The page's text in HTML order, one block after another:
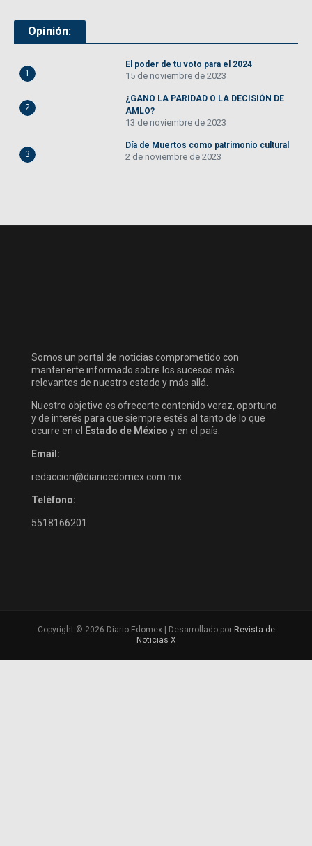
Opinión:
1
El poder de tu voto para el 2024
15 de noviembre de 2023
2
¿GANO LA PARIDAD O LA DECISIÓN DE
AMLO?
13 de noviembre de 2023
3
Día de Muertos como patrimonio cultural
2 de noviembre de 2023
Somos un portal de noticias comprometido con
mantenerte informado sobre los sucesos más
relevantes de nuestro estado y más allá.
Nuestro objetivo es ofrecerte contenido veraz, oportuno
y de interés para que siempre estés al tanto de lo que
ocurre en el
Estado de México y en el país.
Email:
redaccion@diarioedomex.com.mx
Teléfono:
5518166201
Copyright © 2026 Diario Edomex | Desarrollado por Revista de
Noticias X